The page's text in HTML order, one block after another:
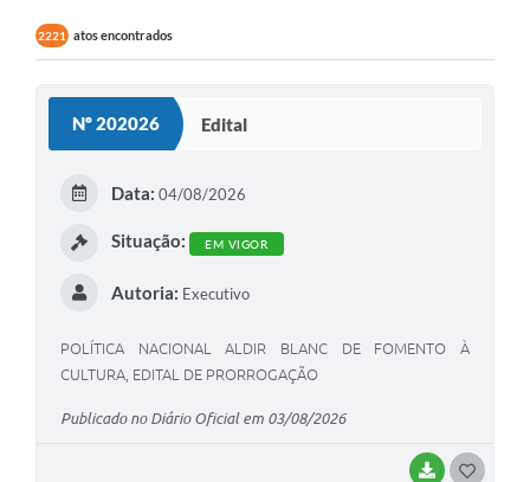
2221 atos encontrados
Nº 202026 Edital
BAIXAR
Data: 04/08/2026
Situação: EM VIGOR
Autoria: Executivo
POLÍTICA NACIONAL ALDIR BLANC DE FOMENTO À
CULTURA, EDITAL DE PRORROGAÇÃO
Publicado no Diário Oficial em 03/08/2026